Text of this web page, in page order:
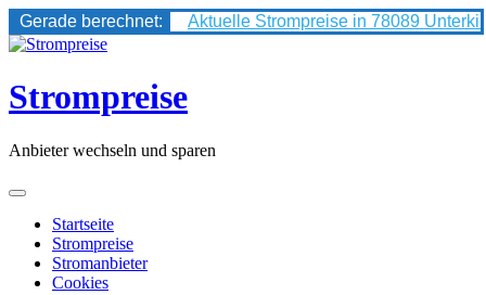
Gerade berechnet:
Aktuelle Strompreise in 78089
Skip
content
Strompreise
Anbieter wechseln und sparen
Startseite
Strompreise
Stromanbieter
Cookies